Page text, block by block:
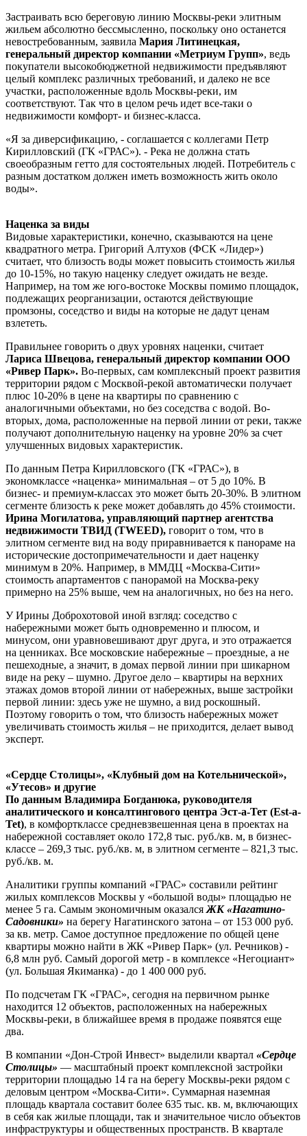
Застраивать всю береговую линию Москвы-реки элитным
жильем абсолютно бессмысленно, поскольку оно останется
невостребованным, заявила Мария Литинецкая,
генеральный директор компании «Метриум Групп», ведь
покупатели высокобюджетной недвижимости предъявляют
целый комплекс различных требований, и далеко не все
участки, расположенные вдоль Москвы-реки, им
соответствуют. Так что в целом речь идет все-таки о
недвижимости комфорт- и бизнес-класса.
«Я за диверсификацию, - соглашается с коллегами Петр
Кирилловский (ГК «ГРАС»). - Река не должна стать
своеобразным гетто для состоятельных людей. Потребитель с
разным достатком должен иметь возможность жить около
воды».
Наценка за виды
Видовые характеристики, конечно, сказываются на цене
квадратного метра. Григорий Алтухов (ФСК «Лидер»)
считает, что близость воды может повысить стоимость жилья
до 10-15%, но такую наценку следует ожидать не везде.
Например, на том же юго-востоке Москвы помимо площадок,
подлежащих реорганизации, остаются действующие
промзоны, соседство и виды на которые не дадут ценам
взлететь.
Правильнее говорить о двух уровнях наценки, считает
Лариса Швецова, генеральный директор компании ООО
«Ривер Парк». Во-первых, сам комплексный проект развития
территории рядом с Москвой-рекой автоматически получает
плюс 10-20% в цене на квартиры по сравнению с
аналогичными объектами, но без соседства с водой. Во-
вторых, дома, расположенные на первой линии от реки, также
получают дополнительную наценку на уровне 20% за счет
улучшенных видовых характеристик.
По данным Петра Кирилловского (ГК «ГРАС»), в
экономклассе «наценка» минимальная – от 5 до 10%. В
бизнес- и премиум-классах это может быть 20-30%. В элитном
сегменте близость к реке может добавлять до 45% стоимости.
Ирина Могилатова, управляющий партнер агентства
недвижимости ТВИД (TWEED), говорит о том, что в
элитном сегменте вид на воду приравнивается к панораме на
исторические достопримечательности и дает наценку
минимум в 20%. Например, в ММДЦ «Москва-Сити»
стоимость апартаментов с панорамой на Москва-реку
примерно на 25% выше, чем на аналогичных, но без на него.
У Ирины Доброхотовой иной взгляд: соседство с
набережными может быть одновременно и плюсом, и
минусом, они уравновешивают друг друга, и это отражается
на ценниках. Все московские набережные – проездные, а не
пешеходные, а значит, в домах первой линии при шикарном
виде на реку – шумно. Другое дело – квартиры на верхних
этажах домов второй линии от набережных, выше застройки
первой линии: здесь уже не шумно, а вид роскошный.
Поэтому говорить о том, что близость набережных может
увеличивать стоимость жилья – не приходится, делает вывод
эксперт.
«Сердце Столицы», «Клубный дом на Котельнической»,
«Утесов» и другие
По данным Владимира Богданюка, руководителя
аналитического и консалтингового центра Эст-а-Тет (Est-a-
Tet), в комфортклассе средневзвешенная цена в проектах на
набережной составляет около 172,8 тыс. руб./кв. м, в бизнес-
классе – 269,3 тыс. руб./кв. м, в элитном сегменте – 821,3 тыс.
руб./кв. м.
Аналитики группы компаний «ГРАС» составили рейтинг
жилых комплексов Москвы у «большой воды» площадью не
менее 5 га. Самым экономичным оказался ЖК «Нагатино-
Садовники» на берегу Нагатинского затона – от 153 000 руб.
за кв. метр. Самое доступное предложение по общей цене
квартиры можно найти в ЖК «Ривер Парк» (ул. Речников) -
6,8 млн руб. Самый дорогой метр - в комплексе «Негоциант»
(ул. Большая Якиманка) - до 1 400 000 руб.
По подсчетам ГК «ГРАС», сегодня на первичном рынке
находится 12 объектов, расположенных на набережных
Москвы-реки, в ближайшее время в продаже появятся еще
два.
В компании «Дон-Строй Инвест» выделили квартал «Сердце
Столицы» — масштабный проект комплексной застройки
территории площадью 14 га на берегу Москвы-реки рядом с
деловым центром «Москва-Сити». Суммарная наземная
площадь квартала составит более 635 тыс. кв. м, включающих
в себя как жилые площади, так и значительное число объектов
инфраструктуры и общественных пространств. В квартале